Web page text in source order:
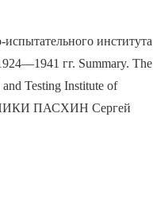
института
гг. Summary. The
Testing Institute of
ПАСХИН Сергей